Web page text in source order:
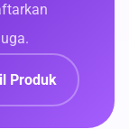
Produk